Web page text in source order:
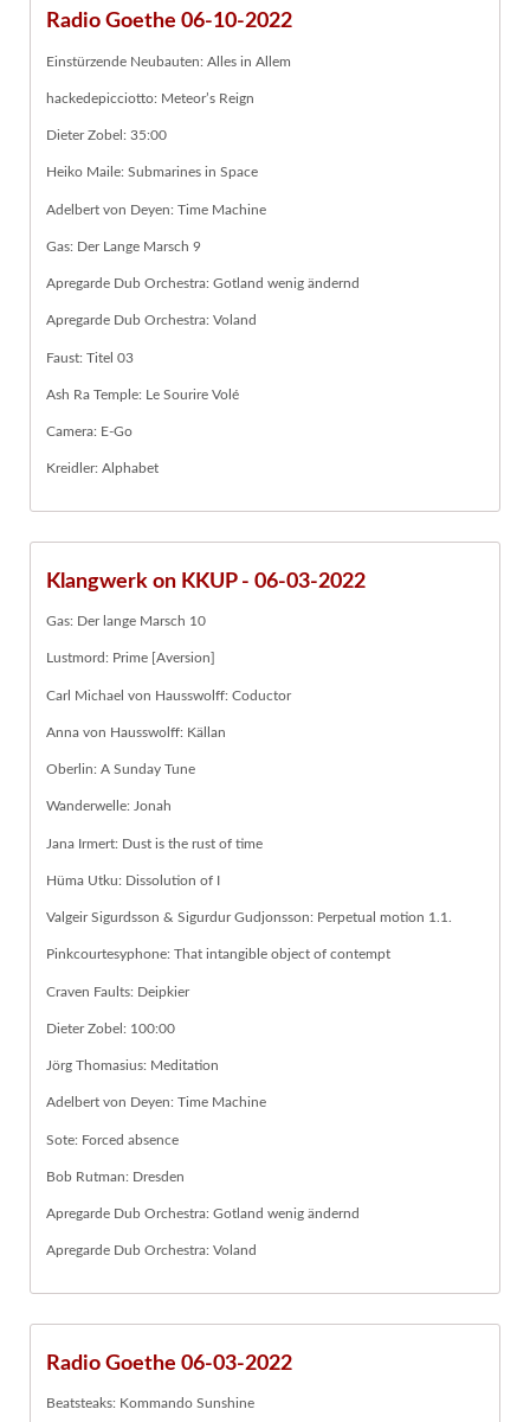
Radio Goethe 06-10-2022
Einstürzende Neubauten: Alles in Allem
hackedepicciotto: Meteor’s Reign
Dieter Zobel: 35:00
Heiko Maile: Submarines in Space
Adelbert von Deyen: Time Machine
Gas: Der Lange Marsch 9
Apregarde Dub Orchestra: Gotland wenig ändernd
Apregarde Dub Orchestra: Voland
Faust: Titel 03
Ash Ra Temple: Le Sourire Volé
Camera: E-Go
Kreidler: Alphabet
Klangwerk on KKUP - 06-03-2022
Gas: Der lange Marsch 10
Lustmord: Prime [Aversion]
Carl Michael von Hausswolff: Coductor
Anna von Hausswolff: Källan
Oberlin: A Sunday Tune
Wanderwelle: Jonah
Jana Irmert: Dust is the rust of time
Hüma Utku: Dissolution of I
Valgeir Sigurdsson & Sigurdur Gudjonsson: Perpetual motion 1.1.
Pinkcourtesyphone: That intangible object of contempt
Craven Faults: Deipkier
Dieter Zobel: 100:00
Jörg Thomasius: Meditation
Adelbert von Deyen: Time Machine
Sote: Forced absence
Bob Rutman: Dresden
Apregarde Dub Orchestra: Gotland wenig ändernd
Apregarde Dub Orchestra: Voland
Radio Goethe 06-03-2022
Beatsteaks: Kommando Sunshine